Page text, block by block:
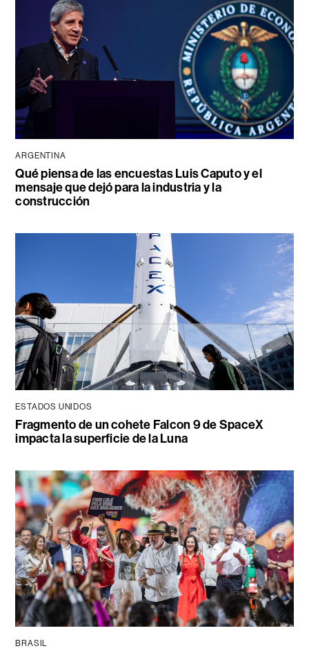
ARGENTINA
Qué piensa de las encuestas Luis Caputo y el
mensaje que dejó para la industria y la
construcción
ESTADOS UNIDOS
Fragmento de un cohete Falcon 9 de SpaceX
impacta la superficie de la Luna
BRASIL